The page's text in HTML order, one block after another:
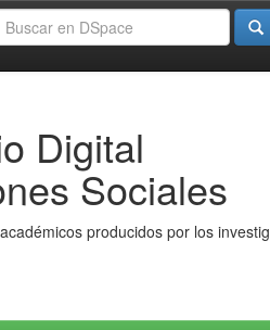
Digital
Sociales
producidos por los